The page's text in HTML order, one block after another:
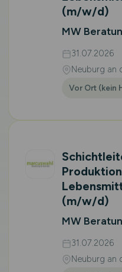
(m/w/d)
MW
31.07.2026
Neuburg an
Vor Ort (kein
(m/w/d)
MW
31.07.2026
Neuburg an